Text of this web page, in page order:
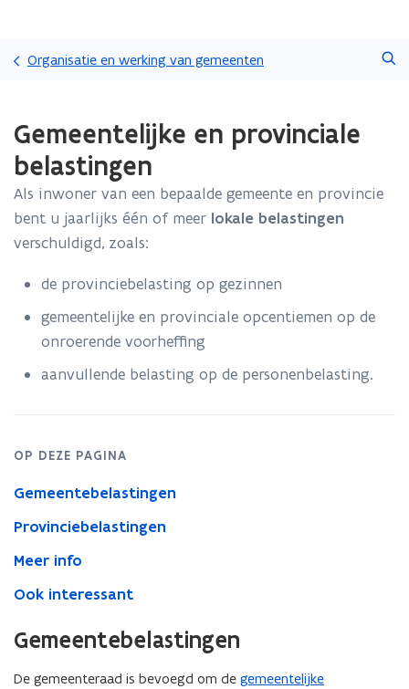
naar
gaan
Organisatie en werking van gemeenten
met
laden.
bevindt
zich
op:
Gemeentelijke
provinciale
belastingen
Gemeentelijke en provinciale
belastingen
Als inwoner van een bepaalde gemeente en provincie
bent u jaarlijks één of meer lokale belastingen
verschuldigd, zoals:
de provinciebelasting op gezinnen
gemeentelijke en provinciale opcentiemen op de
onroerende voorheffing
aanvullende belasting op de personenbelasting.
OP DEZE PAGINA
Gemeentebelastingen
Provinciebelastingen
Meer info
Ook interessant
Gemeentebelastingen
De gemeenteraad is bevoegd om de gemeentelijke